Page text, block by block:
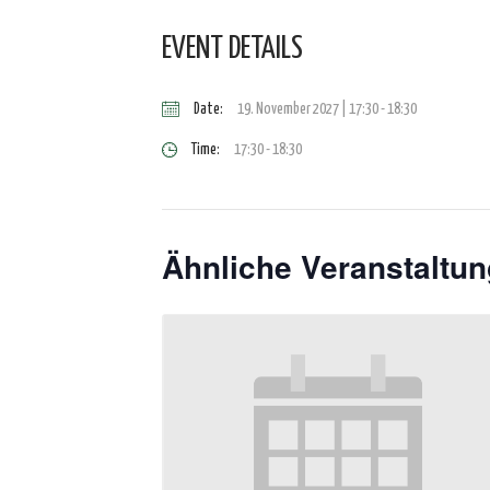
EVENT DETAILS
Date: 19. November 2027 | 17:30-18:30
Time: 17:30 - 18:30
Ähnliche